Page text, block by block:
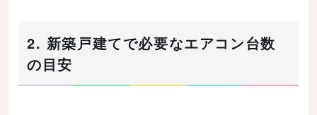
2. 新築戸建てで必要なエアコン台数
の目安